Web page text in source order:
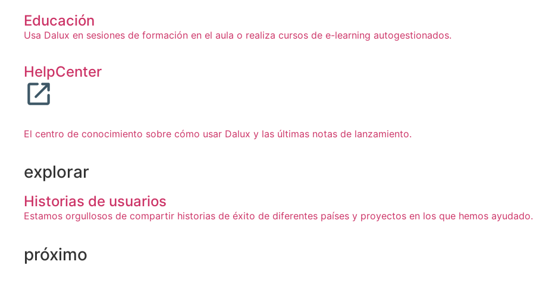
Educación
Usa Dalux en sesiones de formación en el aula o realiza cursos de e-learning autogestionados.
HelpCenter
El centro de conocimiento sobre cómo usar Dalux y las últimas notas de lanzamiento.
explorar
Historias de usuarios
Estamos orgullosos de compartir historias de éxito de diferentes países y proyectos en los que hemos ayudado.
próximo